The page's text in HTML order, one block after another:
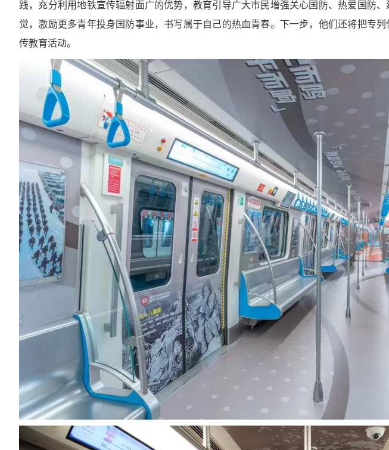
践，充分利用地铁宣传辐射面广的优势，教育引导广大市民增强关心国防、热爱国防
觉，激励更多青年投身国防事业，书写属于自己的热血青春。下一步，他们还将把专
传教育活动。